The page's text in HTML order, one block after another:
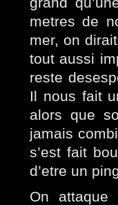
metres de
mer, on
tout aussi
reste
Il nous fait
alors que
jamais
s’est fait
d’etre un
On attaque